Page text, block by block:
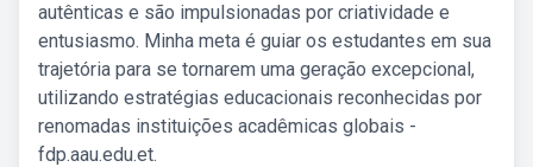
autênticas e são impulsionadas por criatividade e
entusiasmo. Minha meta é guiar os estudantes em sua
trajetória para se tornarem uma geração excepcional,
utilizando estratégias educacionais reconhecidas por
renomadas instituições acadêmicas globais -
fdp.aau.edu.et.